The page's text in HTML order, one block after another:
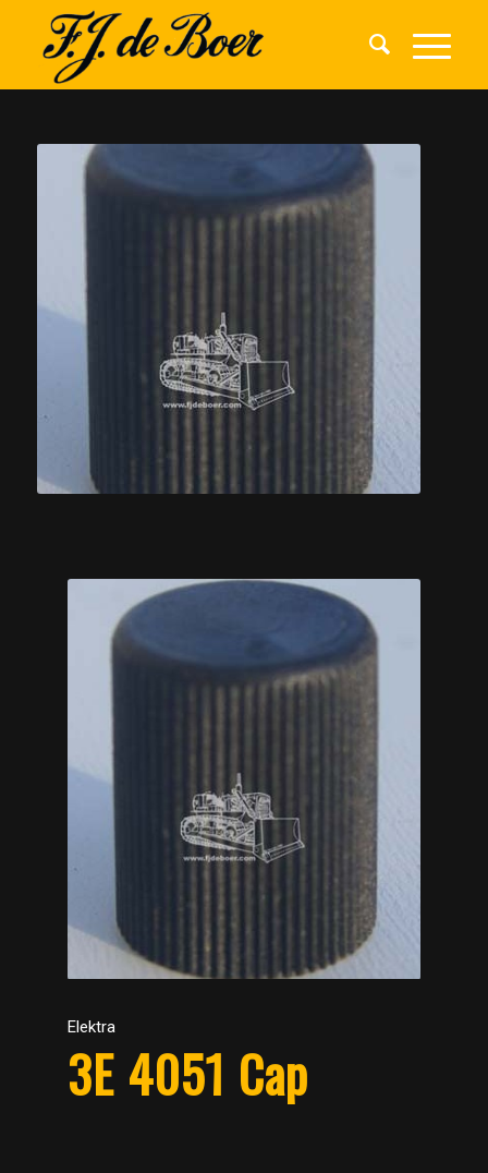
Elektra
3E 4051 Cap